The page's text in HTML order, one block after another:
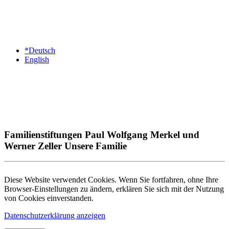
*Deutsch
English
Familienstiftungen Paul Wolfgang Merkel und
Werner Zeller Unsere Familie
Diese Website verwendet Cookies. Wenn Sie fortfahren, ohne Ihre
Browser-Einstellungen zu ändern, erklären Sie sich mit der Nutzung
von Cookies einverstanden.
Datenschutzerklärung anzeigen